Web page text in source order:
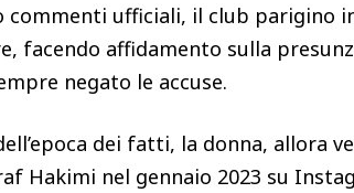
ufficiali, il club parigino
facendo affidamento sulla
negato le accuse.
dei fatti, la donna, allora
Hakimi nel gennaio 2023 su